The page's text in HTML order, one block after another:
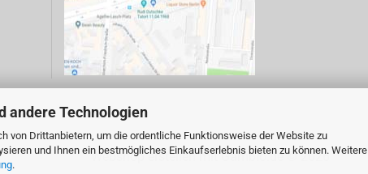
andere Technologien
von Drittanbietern, um die ordentliche Funktionsweise der Website zu
und Ihnen ein bestmögliches Einkaufserlebnis bieten zu können. Weitere
. Webshop erstellenmit Gambio.de © 2026